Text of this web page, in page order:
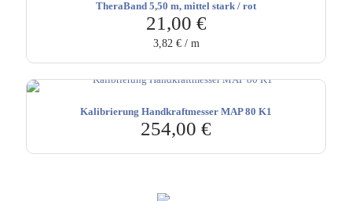
TheraBand 5,50 m, mittel stark / rot
21,00 €
3,82 €/ m
Kalibrierung Handkraftmesser MAP 80 K1
254,00 €